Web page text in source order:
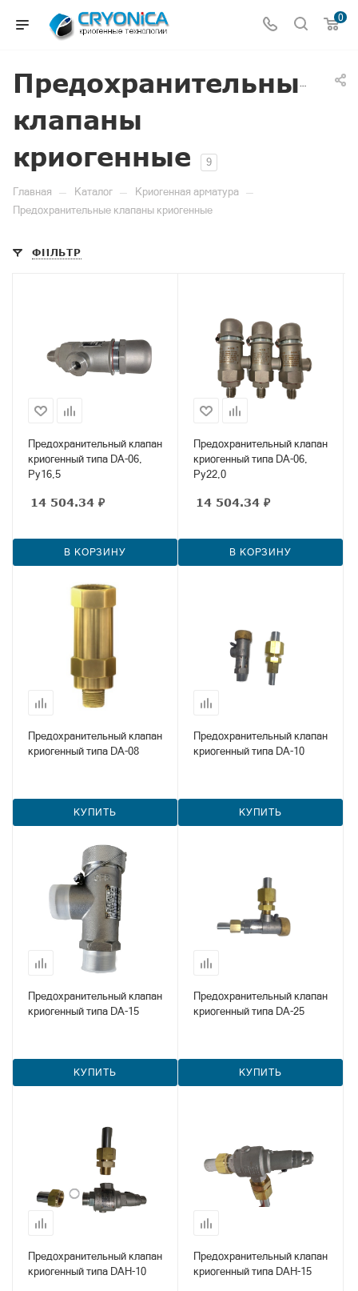
0
Предохранительные
клапаны
криогенные
9
Главная — Каталог — Криогенная арматура —
Предохранительные клапаны криогенные
ФИЛЬТР
Предохранительный клапан
криогенный типа DA-06,
Ру16,5
14 504.34 ₽
В КОРЗИНУ
Предохранительный клапан
криогенный типа DA-06,
Ру22,0
14 504.34 ₽
В КОРЗИНУ
Предохранительный клапан
криогенный типа DA-08
КУПИТЬ
Предохранительный клапан
криогенный типа DA-10
КУПИТЬ
Предохранительный клапан
криогенный типа DA-15
КУПИТЬ
Предохранительный клапан
криогенный типа DA-25
КУПИТЬ
Предохранительный клапан
криогенный типа DAH-10
Предохранительный клапан
криогенный типа DAH-15